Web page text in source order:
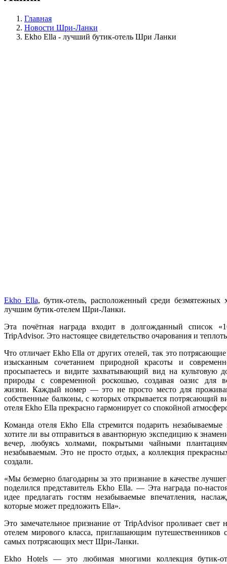
Главная
Новости Шри-Ланки
Ekho Ella - лучший бутик-отель Шри Ланки
Ekho Ella, бутик-отель, расположенный среди
лучшим бутик-отелем Шри-Ланки.
Эта почётная награда входит в долгожданный список
TripAdvisor. Это настоящее свидетельство очарования и
Что отличает Ekho Ella от других отелей, так это
изысканным сочетанием природной красоты и
просыпаетесь и видите захватывающий вид на культовую
природы с современной роскошью, создавая оазис для
жизни. Каждый номер — это не просто место для
собственные балконы, с которых открывается
отеля Ekho Ella прекрасно гармонирует со спокойной
Команда отеля Ekho Ella стремится подарить
хотите ли вы отправиться в авантюрную экспедицию к
вечер, любуясь холмами, покрытыми чайными
незабываемым. Это не просто отдых, а коллекция
создали.
«Мы безмерно благодарны за это признание в качестве
поделился представитель Ekho Ella. — Эта награда по-
идее предлагать гостям незабываемые впечатления,
которые может предложить Ella».
Это замечательное признание от TripAdvisor проливает
отелем мирового класса, приглашающим путешественников
самых потрясающих мест Шри-Ланки.
Ekho Hotels — это любимая многими коллекция бутик-